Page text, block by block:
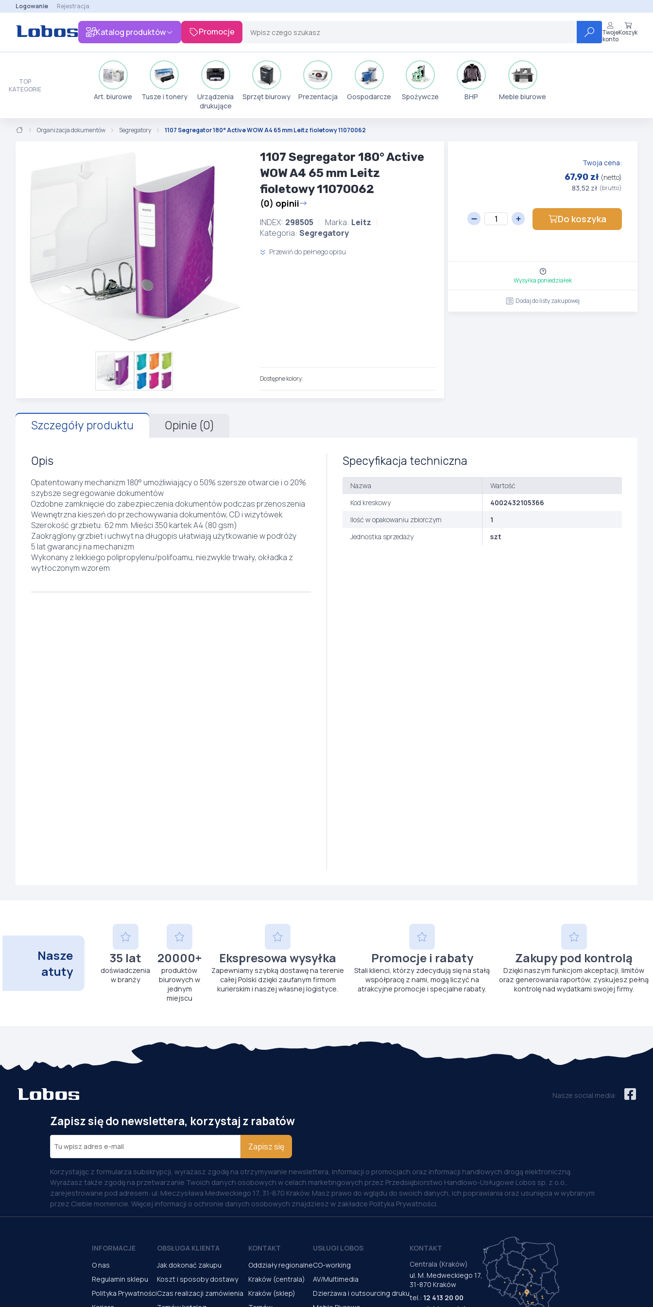
Logowanie Rejestracja
Katalog produktów Promocje
Twoje
konto
Koszyk
TOP
KATEGORIE
Art. biurowe Tusze i tonery
Urządzenia
drukujące
Sprzęt biurowy Prezentacja Gospodarcze Spożywcze BHP Meble biurowe
Organizacja dokumentów Segregatory 1107 Segregator 180° Active WOW A4 65 mm Leitz fioletowy 11070062
1107 Segregator 180° Active
WOW A4 65 mm Leitz
fioletowy 11070062
(0) opinii
INDEX: 298505 Marka: Leitz
Kategoria: Segregatory
Przewiń do pełnego opisu
Dostępne kolory:
Twoja cena:
67,90 zł (netto)
83,52 zł (brutto)
Do koszyka
Wysyłka poniedziałek
Dodaj do listy zakupowej
Szczegóły produktu Opinie (0)
Opis
Opatentowany mechanizm 180° umożliwiający o 50% szersze otwarcie i o 20%
szybsze segregowanie dokumentów
Ozdobne zamknięcie do zabezpieczenia dokumentów podczas przenoszenia
Wewnętrzna kieszeń do przechowywania dokumentów, CD i wizytówek
Szerokość grzbietu: 62 mm. Mieści 350 kartek A4 (80 gsm)
Zaokrąglony grzbiet i uchwyt na długopis ułatwiają użytkowanie w podróży
5 lat gwarancji na mechanizm
Wykonany z lekkiego polipropylenu/polifoamu, niezwykle trwały, okładka z
wytłoczonym wzorem
Specyfikacja techniczna
Nazwa
Wartość
Kod kreskowy
4002432105366
Ilość w opakowaniu zbiorczym
1
Jednostka sprzedaży
szt
Nasze
atuty
35 lat
doświadczenia
w branży
20000+
produktów
biurowych w
jednym
miejscu
Ekspresowa wysyłka
Zapewniamy szybką dostawę na terenie
całej Polski dzięki zaufanym firmom
kurierskim i naszej własnej logistyce.
Promocje i rabaty
Stali klienci, którzy zdecydują się na stałą
współpracę z nami, mogą liczyć na
atrakcyjne promocje i specjalne rabaty.
Zakupy pod kontrolą
Dzięki naszym funkcjom akceptacji, limitów
oraz generowania raportów, zyskujesz pełną
kontrolę nad wydatkami swojej firmy.
Nasze social media:
Zapisz się do newslettera, korzystaj z rabatów
Zapisz się
Korzystając z formularza subskrypcji, wyrażasz zgodę na otrzymywanie newslettera, informacji o promocjach oraz informacji handlowych drogą elektroniczną.
Wyrażasz także zgodę na przetwarzanie Twoich danych osobowych w celach marketingowych przez Przedsiębiorstwo Handlowo-Usługowe Lobos sp. z o.o.,
zarejestrowane pod adresem: ul. Mieczysława Medweckiego 17, 31-870 Kraków. Masz prawo do wglądu do swoich danych, ich poprawiania oraz usunięcia w wybranym
przez Ciebie momencie. Więcej informacji o ochronie danych osobowych znajdziesz w zakładce Polityka Prywatności.
INFORMACJE
O nas
Regulamin sklepu
Polityka Prywatności
OBSŁUGA KLIENTA
Jak dokonać zakupu
Koszt i sposoby dostawy
Czas realizacji zamówienia
KONTAKT
Oddziały regionalne
Kraków (centrala)
Kraków (sklep)
USŁUGI LOBOS
CO-working
AV/Multimedia
Dzierżawa i outsourcing druku
KONTAKT
Centrala (Kraków)
ul. M. Medweckiego 17,
31-870 Kraków
tel.: 12 413 20 00